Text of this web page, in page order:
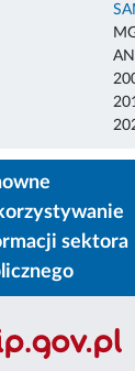
sektora